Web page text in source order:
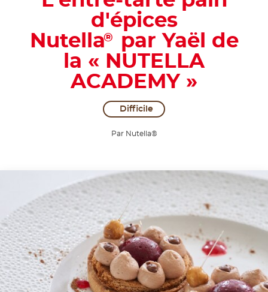
d'épices
Nutella®
par Yaël de
la « NUTELLA
ACADEMY »
Difficile
Par Nutella®